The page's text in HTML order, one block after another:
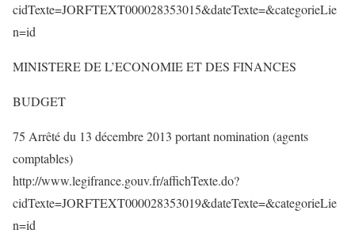
cidTexte=JORFTEXT000028353015&dateTexte=&categorieLie
n=id
MINISTERE DE L’ECONOMIE ET DES FINANCES
BUDGET
75 Arrêté du 13 décembre 2013 portant nomination (agents
comptables)
http://www.legifrance.gouv.fr/affichTexte.do?
cidTexte=JORFTEXT000028353019&dateTexte=&categorieLie
n=id